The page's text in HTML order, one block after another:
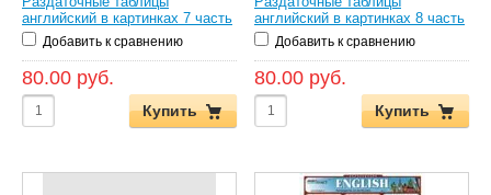
английский в картинках 7 часть
Добавить к сравнению
80.00 руб.
Купить
английский в картинках 8 часть
Добавить к сравнению
80.00 руб.
Купить